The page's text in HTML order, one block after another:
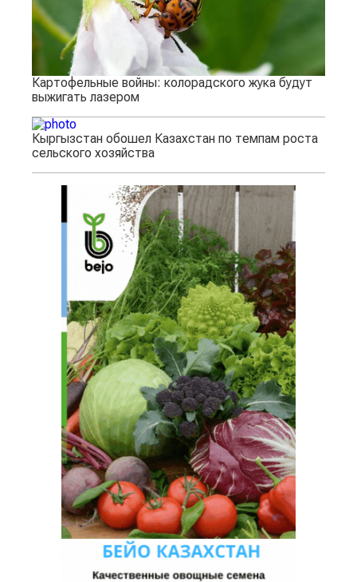
Картофельные войны: колорадского жука будут
выжигать лазером
Кыргызстан обошел Казахстан по темпам роста
сельского хозяйства